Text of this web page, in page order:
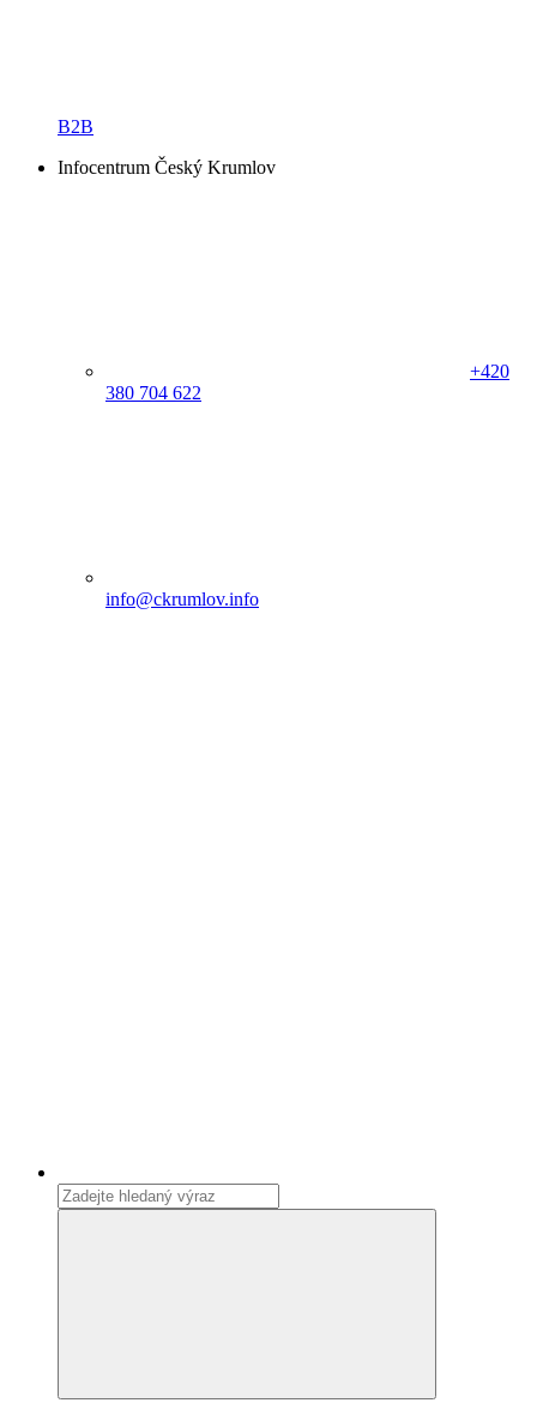
B2B
Infocentrum Český Krumlov
+420
380 704 622
info@ckrumlov.info